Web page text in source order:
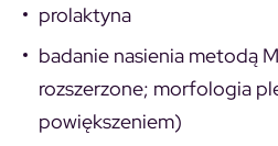
prolaktyna
badanie nasienia metodą
rozszerzone; morfologia
powiększeniem)